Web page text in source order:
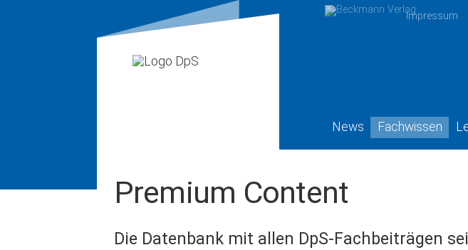
Impressum
News Fachwissen
Premium Content
Die Datenbank mit allen DpS-Fachbeiträgen